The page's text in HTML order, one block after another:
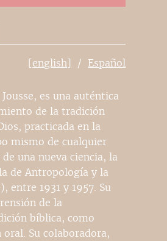
[english] Español
es una auténtica
de la tradición
practicada en la
mismo de cualquier
una nueva ciencia, la
de Antropología y la
entre 1931 y 1957. Su
de la
bíblica, como
Su colaboradora,